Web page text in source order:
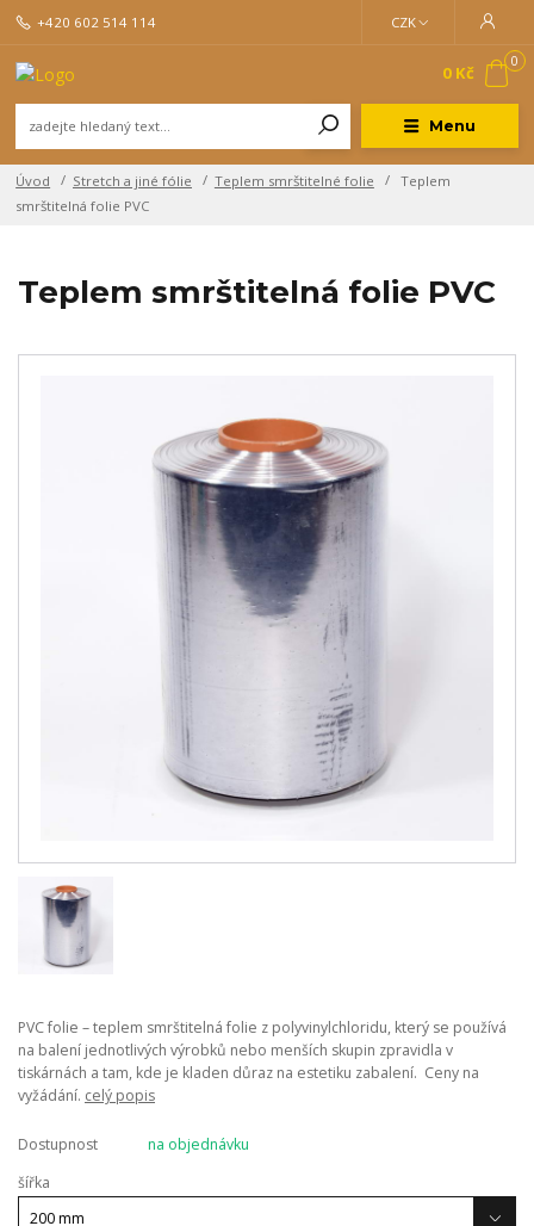
Menu
CZK
+420 602 514 114
0
0 Kč
Úvod Stretch a jiné fólie Teplem smrštitelné folie
Teplem
smrštitelná folie PVC
Teplem smrštitelná folie PVC
PVC folie – teplem smrštitelná folie z polyvinylchloridu, který se používá
na balení jednotlivých výrobků nebo menších skupin zpravidla v
tiskárnách a tam, kde je kladen důraz na estetiku zabalení. Ceny na
vyžádání. celý popis
Dostupnost
na objednávku
šířka